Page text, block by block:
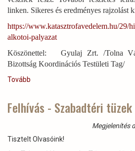
linken. Sikeres és eredményes rajzolást
https://www.katasztrofavedelem.hu/29/
alkotoi-palyazat
Köszönettel: Gyulaj Zrt. /Tolna
Bizottság Koordinációs Testületi Tag/
Tovább
-
nem
Felhívás - Szabadtéri
Megjelenítés
Tisztelt Olvasóink!